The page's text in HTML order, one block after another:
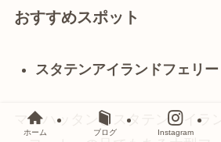
おすすめスポット
スタテンアイランドフェリー
マンハッタンとスタテンアイラ
ホーム ブログ Instagram